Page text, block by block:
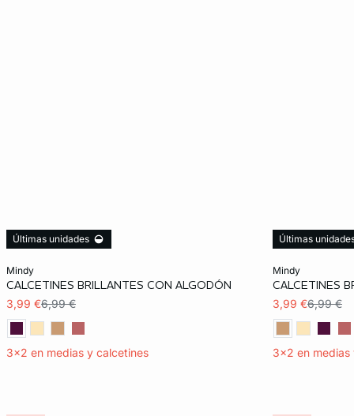
mindy
CALCETINES BRILLANTES CON ALGODÓN
3,99 €6,99 €
3x2 en medias y calcetines
Últimas unidades
mindy
CALCETINES
3,99 €6,99 €
3x2 en medias
Últimas